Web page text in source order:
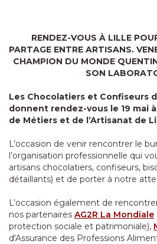
RENDEZ-VOUS À LILLE
PARTAGE ENTRE ARTISANS.
CHAMPION DU MONDE
SON
Les Chocolatiers et Confiseurs
donnent rendez-vous le 19 mai
de Métiers et de l’Artisanat de
L’occasion de venir rencontrer le
l’organisation professionnelle qui
artisans chocolatiers, confiseurs,
détaillants) et de porter à notre
L’occasion également de
nos partenaires AG2R La Mondiale
protection sociale et patrimoniale),
d'Assurance des Professions